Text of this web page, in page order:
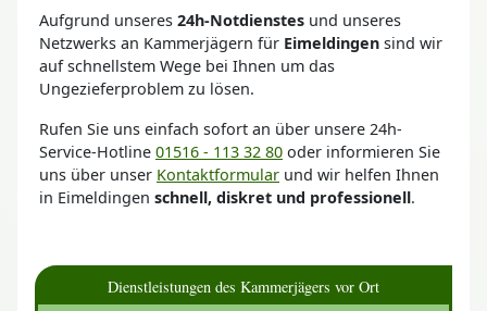
Aufgrund unseres 24h-Notdienstes und unseres
Netzwerks an Kammerjägern für Eimeldingen sind wir
auf schnellstem Wege bei Ihnen um das
Ungezieferproblem zu lösen.
Rufen Sie uns einfach sofort an über unsere 24h-
Service-Hotline 01516 - 113 32 80 oder informieren Sie
uns über unser Kontaktformular und wir helfen Ihnen
in Eimeldingen schnell, diskret und professionell.
Dienstleistungen des Kammerjägers vor Ort